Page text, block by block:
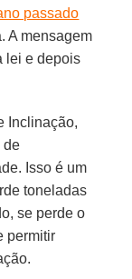
passado
A mensagem
lei e depois
Inclinação,
de
Isso é um
toneladas
se perde o
permitir